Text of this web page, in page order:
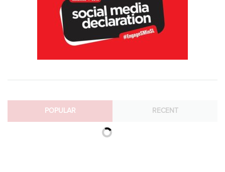
POPULAR RECENT